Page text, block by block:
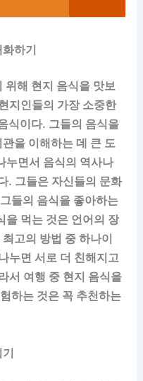
하기
위해 현지 음식을 맛보
지인들의 가장 소중한
식이다. 그들의 음식을
을 이해하는 데 큰 도
누면서 음식의 역사나
. 그들은 자신들의 문화
들의 음식을 좋아하는
을 먹는 것은 언어의 장
고의 방법 중 하나이
누면 서로 더 친해지고
서 여행 중 현지 음식을
하는 것은 꼭 추천하는